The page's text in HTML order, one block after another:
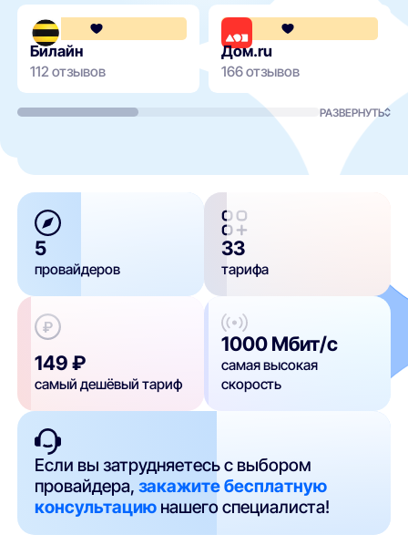
3.6
Билайн
112 отзывов
Дом.ru
166 отзывов
РАЗВЕРНУТЬ
5
провайдеров
33
тарифа
149 ₽
самый дешёвый тариф
1000 Мбит/с
самая высокая
скорость
Если вы затрудняетесь с выбором
провайдера,закажите бесплатную
консультацию нашего специалиста!